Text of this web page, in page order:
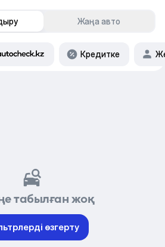
Жаңа авто
Кредитке
табылған жоқ
өзгерту